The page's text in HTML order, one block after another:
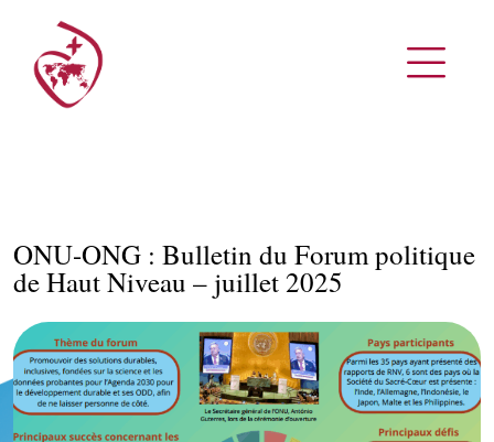
ONU-ONG : Bulletin du Forum politique
de Haut Niveau – juillet 2025